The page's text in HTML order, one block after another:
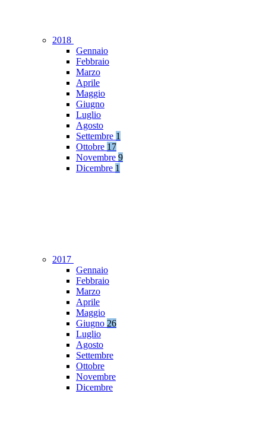
2018
Gennaio
Febbraio
Marzo
Aprile
Maggio
Giugno
Luglio
Agosto
Settembre 1
Ottobre 17
Novembre 9
Dicembre 1
2017
Gennaio
Febbraio
Marzo
Aprile
Maggio
Giugno 26
Luglio
Agosto
Settembre
Ottobre
Novembre
Dicembre